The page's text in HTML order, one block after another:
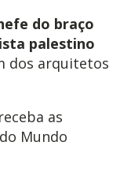
do braço
palestino
dos arquitetos
as
Mundo